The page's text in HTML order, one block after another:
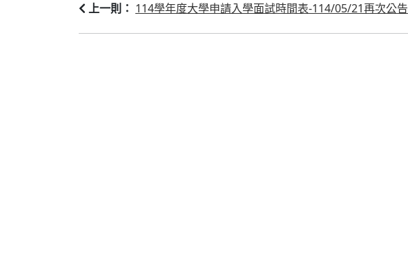
上一則： 114學年度大學申請入學面試時間表-114/05/21再次公告